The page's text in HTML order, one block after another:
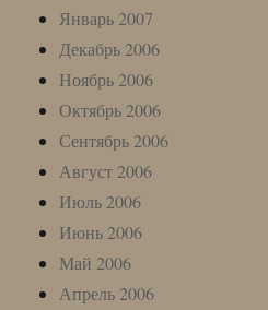
Январь 2007
Декабрь 2006
Ноябрь 2006
Октябрь 2006
Сентябрь 2006
Август 2006
Июль 2006
Июнь 2006
Май 2006
Апрель 2006